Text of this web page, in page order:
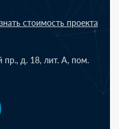
стоимость проекта
пр., д. 18, лит. А, пом.